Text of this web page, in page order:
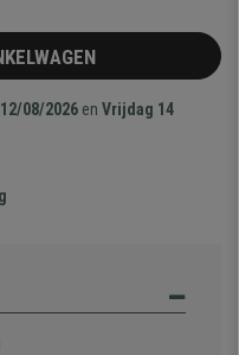
08/2026 en Vrijdag 14